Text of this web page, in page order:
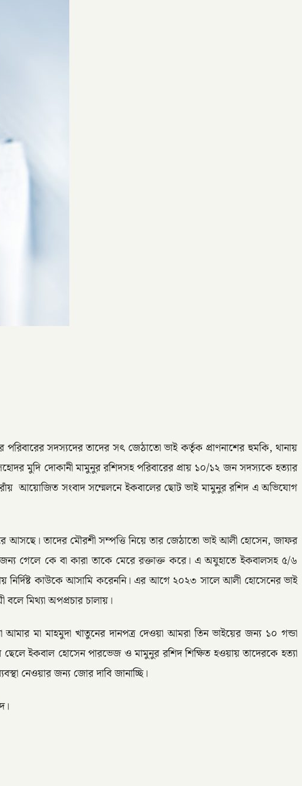
সদস্যদের তাদের সৎ জেঠাতো ভাই কর্তৃক প্রাণনাশের হুমকি, থানায়
মুদি দোকানী মামুনুর রশিদসহ পরিবারের প্রায় ১০/১২ জন সদস্যকে হত্যার
আয়োজিত সংবাদ সম্মেলনে ইকবালের ছোট ভাই মামুনুর রশিদ এ অভিযোগ
আসছে। তাদের মৌরশী সম্পত্তি নিয়ে তার জেঠাতো ভাই আলী হোসেন, জাফর
গেলে কে বা কারা তাকে মেরে রক্তাক্ত করে। এ অযুহাতে ইকবালসহ ৫/৬
নির্দিষ্ট কাউকে আসামি করেননি। এর আগে ২০২৩ সালে আলী হোসেনের ভাই
মিথ্যা অপপ্রচার চালায়।
মা মাহমুদা খাতুনের দানপত্র দেওয়া আমরা তিন ভাইয়ের জন্য ১০ গন্ডা
ইকবাল হোসেন পারভেজ ও মামুনুর রশিদ শিক্ষিত হওয়ায় তাদেরকে হত্যা
নেওয়ার জন্য জোর দাবি জানাচ্ছি।